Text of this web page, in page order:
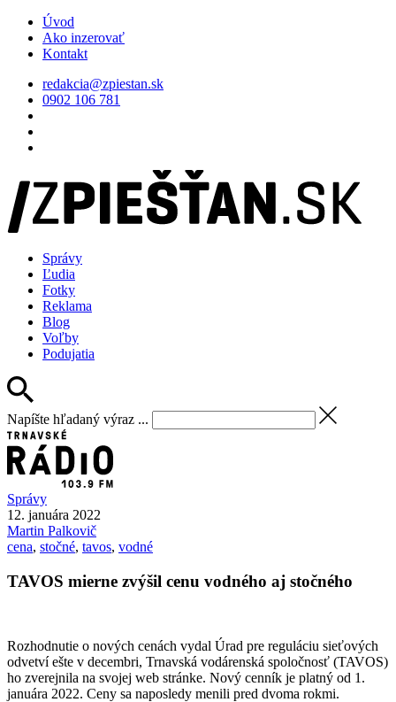
Úvod
Ako inzerovať
Kontakt
redakcia@zpiestan.sk
0902 106 781
Správy
Ľudia
Fotky
Reklama
Blog
Voľby
Podujatia
Napíšte hľadaný výraz ...
Správy
12. januára 2022
Martin Palkovič
cena, stočné, tavos, vodné
TAVOS mierne zvýšil cenu vodného aj stočného
Rozhodnutie o nových cenách vydal Úrad pre reguláciu sieťových
odvetví ešte v decembri, Trnavská vodárenská spoločnosť (TAVOS)
ho zverejnila na svojej web stránke. Nový cenník je platný od 1.
januára 2022. Ceny sa naposledy menili pred dvoma rokmi.